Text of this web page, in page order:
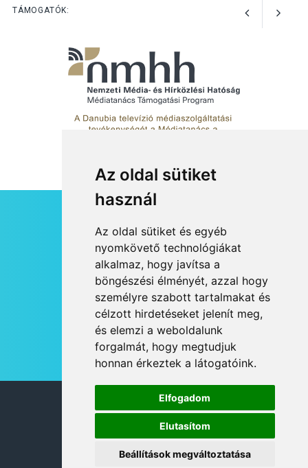
Az oldal sütiket
használ
Az oldal sütiket és egyéb
nyomkövető technológiákat
alkalmaz, hogy javítsa a
böngészési élményét, azzal hogy
személyre szabott tartalmakat és
célzott hirdetéseket jelenít meg,
és elemzi a weboldalunk
forgalmát, hogy megtudjuk
honnan érkeztek a látogatóink.
Elfogadom
Elutasítom
Beállítások megváltoztatása
TÁMOGATÓK:
RSS
JOGI NYILATKOZAT
KAPCSOLAT
OLDALTÉRKÉP
IMPRESSZUM
HÍR BEKÜLDÉSE
© 2026 DANUBIA TV